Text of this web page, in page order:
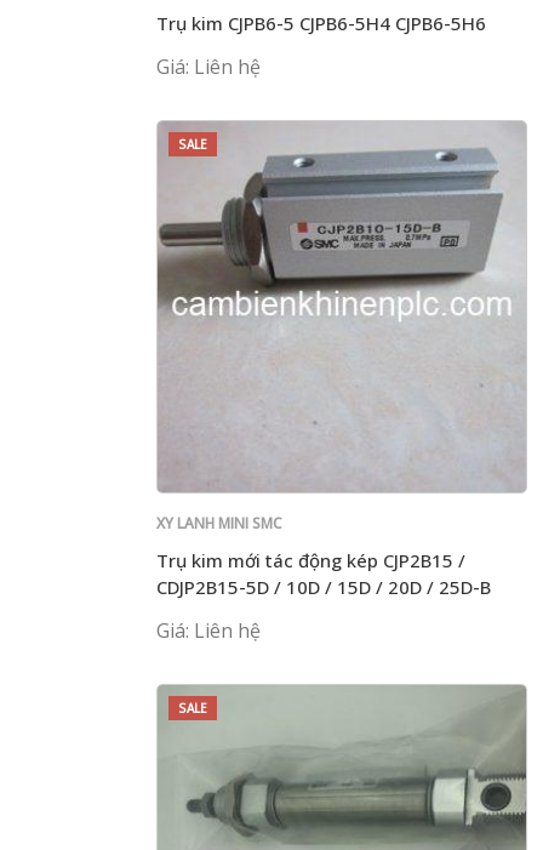
Trụ kim CJPB6-5 CJPB6-5H4 CJPB6-5H6
Giá: Liên hệ
SALE
XY LANH MINI SMC
Trụ kim mới tác động kép CJP2B15 /
CDJP2B15-5D / 10D / 15D / 20D / 25D-B
Giá: Liên hệ
SALE